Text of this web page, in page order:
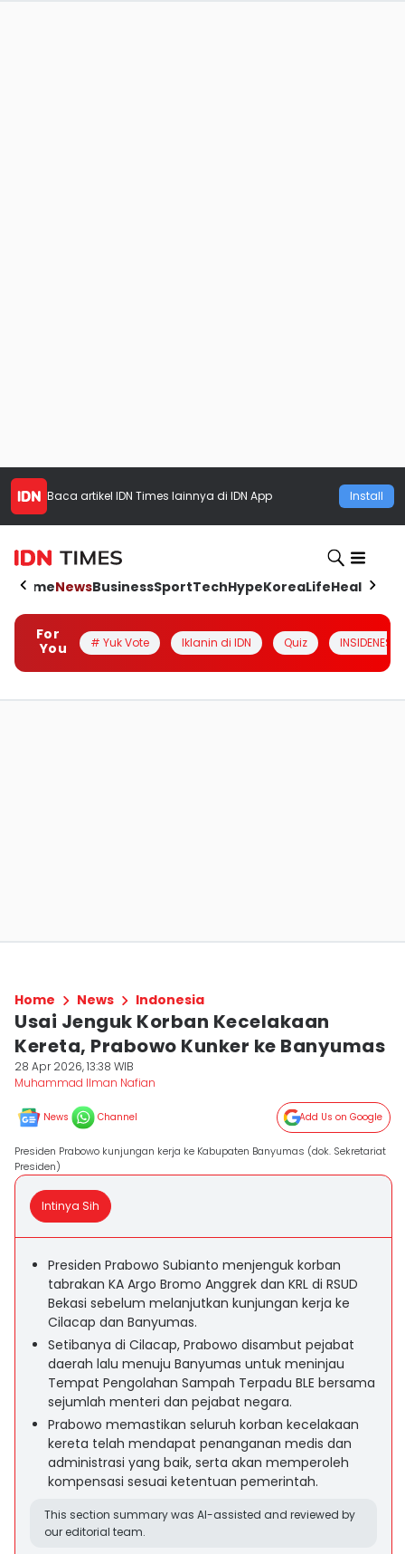
Baca artikel IDN Times lainnya di IDN App Install
HomeNewsBusinessSportTechHypeKoreaLifeHealth
For
You
# Yuk Vote Iklanin di IDN Quiz INSIDENESIA
Home News Indonesia
Usai Jenguk Korban Kecelakaan
Kereta, Prabowo Kunker ke Banyumas
28 Apr 2026, 13:38 WIB
Muhammad Ilman Nafian
News Channel Add Us on Google
Presiden Prabowo kunjungan kerja ke Kabupaten Banyumas (dok. Sekretariat
Presiden)
Intinya Sih
Presiden Prabowo Subianto menjenguk korban
tabrakan KA Argo Bromo Anggrek dan KRL di RSUD
Bekasi sebelum melanjutkan kunjungan kerja ke
Cilacap dan Banyumas.
Setibanya di Cilacap, Prabowo disambut pejabat
daerah lalu menuju Banyumas untuk meninjau
Tempat Pengolahan Sampah Terpadu BLE bersama
sejumlah menteri dan pejabat negara.
Prabowo memastikan seluruh korban kecelakaan
kereta telah mendapat penanganan medis dan
administrasi yang baik, serta akan memperoleh
kompensasi sesuai ketentuan pemerintah.
This section summary was AI-assisted and reviewed by
our editorial team.